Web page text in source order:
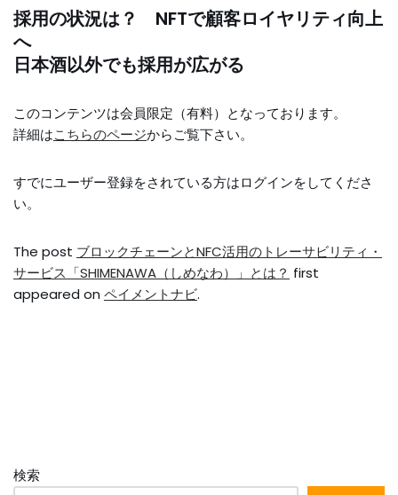
採用の状況は？ NFTで顧客ロイヤリティ向上
へ
日本酒以外でも採用が広がる
このコンテンツは会員限定（有料）となっております。
詳細はこちらのページからご覧下さい。
すでにユーザー登録をされている方はログインをしてくださ
い。
The post ブロックチェーンとNFC活用のトレーサビリティ・
サービス「SHIMENAWA（しめなわ）」とは？ first
appeared on ペイメントナビ.
検索